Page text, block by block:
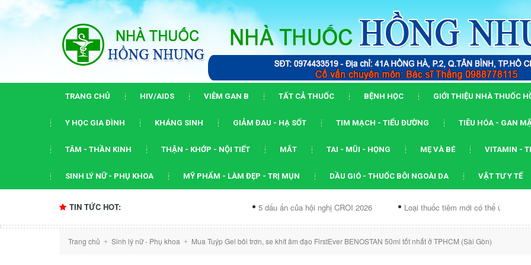
TRANG CHỦ HIV/AIDS VIÊM GAN B TẤT CẢ THUỐC BỆNH HỌC GIỚI THIỆU NHÀ THUỐC
Y HỌC GIA ĐÌNH KHÁNG SINH GIẢM ĐAU - HẠ SỐT TIM MẠCH - TIỂU ĐƯỜNG TIÊU HÓA - GAN
TÂM - THẦN KINH THẬN - KHỚP - NỘI TIẾT MẮT TAI - MŨI - HỌNG MẸ VÀ BÉ VITAMIN -
SINH LÝ NỮ - PHỤ KHOA MỸ PHẨM - LÀM ĐẸP - TRỊ MỤN DẦU GIÓ - THUỐC BÔI NGOÀI DA VẬT TƯ Y TẾ
TIN TỨC HOT: 5 dấu ấn của hội nghị CROI 2026 Loại thuốc tiêm mới có thể ức chế...
Trang chủ + Sinh lý nữ - Phụ khoa + Mua Tuýp Gel bôi trơn, se khít âm đạo FirstEver BENOSTAN 50ml tốt nhất ở TPHCM (Sài Gòn)